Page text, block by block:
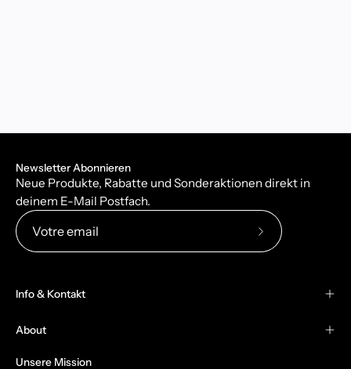
Newsletter Abonnieren
Neue Produkte, Rabatte und Sonderaktionen direkt in
deinem E-Mail Postfach.
Abonnez-
Info & Kontakt
About
Unsere Mission